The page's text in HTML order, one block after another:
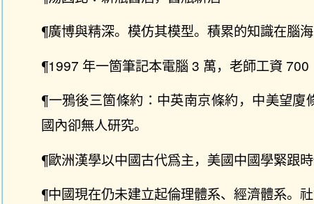
¶廣博與精深。模仿其模型。積累的知識在腦
¶1997 年一箇筆記本電腦 3 萬，老師工資 700
¶一鴉後三箇條約：中英南京條約，中美望
國內卻無人研究。
¶歐洲漢學以中國古代爲主，美國中國學緊跟
¶中國現在仍未建立起倫理體系、經濟體系。社